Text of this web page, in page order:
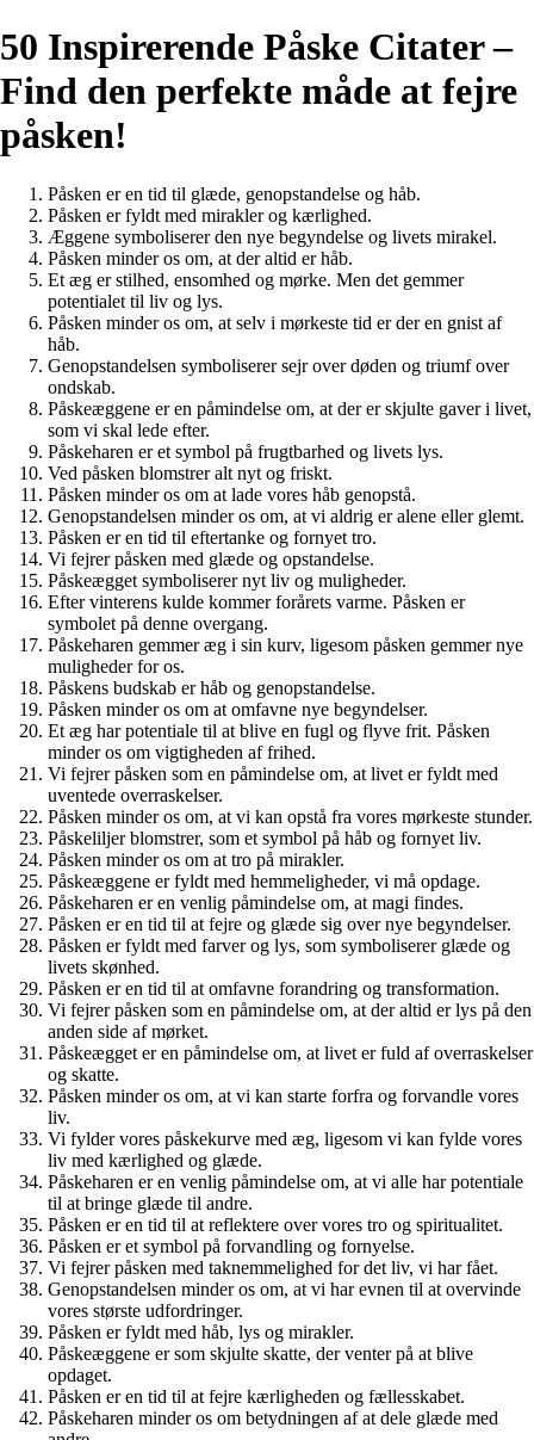
50 Inspirerende Påske Citater –
Find den perfekte måde at fejre
påsken!
Påsken er en tid til glæde, genopstandelse og håb.
Påsken er fyldt med mirakler og kærlighed.
Æggene symboliserer den nye begyndelse og livets mirakel.
Påsken minder os om, at der altid er håb.
Et æg er stilhed, ensomhed og mørke. Men det gemmer
potentialet til liv og lys.
Påsken minder os om, at selv i mørkeste tid er der en gnist af
håb.
Genopstandelsen symboliserer sejr over døden og triumf over
ondskab.
Påskeæggene er en påmindelse om, at der er skjulte gaver i livet,
som vi skal lede efter.
Påskeharen er et symbol på frugtbarhed og livets lys.
Ved påsken blomstrer alt nyt og friskt.
Påsken minder os om at lade vores håb genopstå.
Genopstandelsen minder os om, at vi aldrig er alene eller glemt.
Påsken er en tid til eftertanke og fornyet tro.
Vi fejrer påsken med glæde og opstandelse.
Påskeægget symboliserer nyt liv og muligheder.
Efter vinterens kulde kommer forårets varme. Påsken er
symbolet på denne overgang.
Påskeharen gemmer æg i sin kurv, ligesom påsken gemmer nye
muligheder for os.
Påskens budskab er håb og genopstandelse.
Påsken minder os om at omfavne nye begyndelser.
Et æg har potentiale til at blive en fugl og flyve frit. Påsken
minder os om vigtigheden af frihed.
Vi fejrer påsken som en påmindelse om, at livet er fyldt med
uventede overraskelser.
Påsken minder os om, at vi kan opstå fra vores mørkeste stunder.
Påskeliljer blomstrer, som et symbol på håb og fornyet liv.
Påsken minder os om at tro på mirakler.
Påskeæggene er fyldt med hemmeligheder, vi må opdage.
Påskeharen er en venlig påmindelse om, at magi findes.
Påsken er en tid til at fejre og glæde sig over nye begyndelser.
Påsken er fyldt med farver og lys, som symboliserer glæde og
livets skønhed.
Påsken er en tid til at omfavne forandring og transformation.
Vi fejrer påsken som en påmindelse om, at der altid er lys på den
anden side af mørket.
Påskeægget er en påmindelse om, at livet er fuld af overraskelser
og skatte.
Påsken minder os om, at vi kan starte forfra og forvandle vores
liv.
Vi fylder vores påskekurve med æg, ligesom vi kan fylde vores
liv med kærlighed og glæde.
Påskeharen er en venlig påmindelse om, at vi alle har potentiale
til at bringe glæde til andre.
Påsken er en tid til at reflektere over vores tro og spiritualitet.
Påsken er et symbol på forvandling og fornyelse.
Vi fejrer påsken med taknemmelighed for det liv, vi har fået.
Genopstandelsen minder os om, at vi har evnen til at overvinde
vores største udfordringer.
Påsken er fyldt med håb, lys og mirakler.
Påskeæggene er som skjulte skatte, der venter på at blive
opdaget.
Påsken er en tid til at fejre kærligheden og fællesskabet.
Påskeharen minder os om betydningen af at dele glæde med